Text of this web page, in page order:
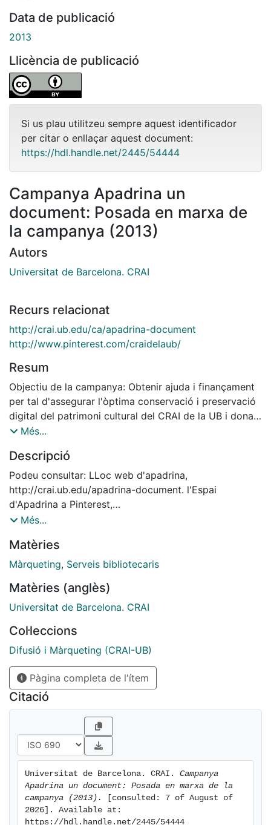
Data de publicació
2013
Llicència de publicació
Si us plau utilitzeu sempre aquest identificador
per citar o enllaçar aquest document:
https://hdl.handle.net/2445/54444
Campanya Apadrina un
document: Posada en marxa de
la campanya (2013)
Autors
Universitat de Barcelona. CRAI
Recurs relacionat
http://crai.ub.edu/ca/apadrina-document
http://www.pinterest.com/craidelaub/
Resum
Objectiu de la campanya: Obtenir ajuda i finançament
per tal d'assegurar l'òptima conservació i preservació
digital del patrimoni cultural del CRAI de la UB i donar-
lo a conèixer a la societat. // Descripció de productes i
per al projecte (2012/2013). Díptic informatiu (realitzat
2012 però no publicat). Postal informativa lliurada des
dels CRAI Biblioteques i des dels expositors de la UB
(2013). Difusió a través de les xarxes socials de la UB i
de Pinterest (2013). Aparició als mitjans de
Mundo; El País; la Vanguardia; ABC. Amb reportatges
apareguts a RTVE/Radio 3; TVE1, Catalunya Ràdio;
Col·laboració amb Alumni UB i Presentació oficial al
Consell Social de la UB. (gener 2014).
Més...
Descripció
Podeu consultar: LLoc web d'apadrina,
http://crai.ub.edu/apadrina-document. l'Espai
d'Apadrina a Pinterest,
http://www.pinterest.com/craidelaub/ i la notícia de
http://hdl.handle.net/2445/47908
Més...
Matèries
Màrqueting, Serveis bibliotecaris
Matèries (anglès)
Universitat de Barcelona. CRAI
Col·leccions
Difusió i Màrqueting (CRAI-UB)
Pàgina completa de l'ítem
Citació
Universitat de Barcelona. CRAI. Campanya
Apadrina un document: Posada en marxa de la
campanya (2013).
[consulted: 7 of August of
2026]. Available at:
https://hdl.handle.net/2445/54444